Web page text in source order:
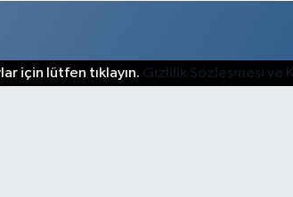
için lütfen tıklayın. Gizlilik Sözleşmesi ve